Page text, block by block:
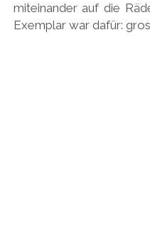
miteinander auf die
Exemplar war dafür: